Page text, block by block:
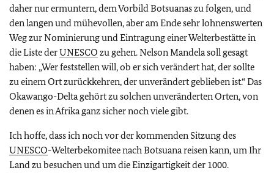
daher nur ermuntern, dem Vorbild Botsuanas zu folgen, und
den langen und mühevollen, aber am Ende sehr lohnenswerten
Weg zur Nominierung und Eintragung einer Welterbestätte in
die Liste derUNESCO zu gehen. Nelson Mandela soll gesagt
haben: „Wer feststellen will, ob er sich verändert hat, der sollte
zu einem Ort zurückkehren, der unverändert geblieben ist.“ Das
Okawango-Delta gehört zu solchen unveränderten Orten, von
denen es in Afrika ganz sicher noch viele gibt.
Ich hoffe, dass ich noch vor der kommenden Sitzung des
UNESCO-Welterbekomitee nach Botsuana reisen kann, um Ihr
Land zu besuchen und um die Einzigartigkeit der 1000.